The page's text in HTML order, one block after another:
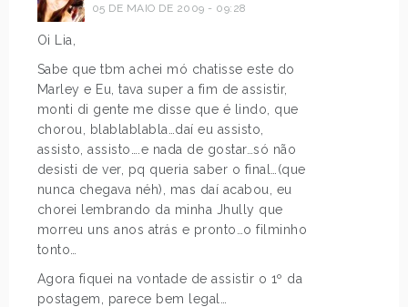
05 DE MAIO DE 2009 - 09:28
Oi Lia,
Sabe que tbm achei mó chatisse este do
Marley e Eu, tava super a fim de assistir,
monti di gente me disse que é lindo, que
chorou, blablablabla…daí eu assisto,
assisto, assisto….e nada de gostar…só não
desisti de ver, pq queria saber o final…(que
nunca chegava néh), mas daí acabou, eu
chorei lembrando da minha Jhully que
morreu uns anos atrás e pronto…o filminho
tonto…
Agora fiquei na vontade de assistir o 1º da
postagem, parece bem legal…